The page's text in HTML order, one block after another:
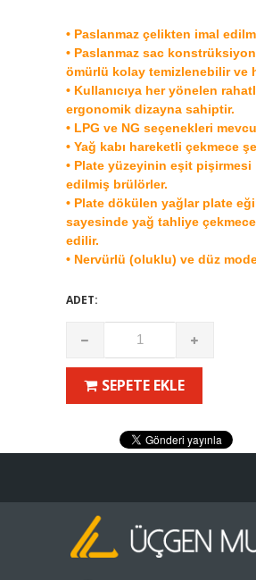
• Paslanmaz çelikten imal
• Paslanmaz sac
ömürlü kolay temizlenebilir ve
• Kullanıcıya her yönelen
ergonomik dizayna sahiptir.
• LPG ve NG seçenekleri
• Yağ kabı hareketli çekmece
• Plate yüzeyinin eşit
edilmiş brülörler.
• Plate dökülen yağlar plate
sayesinde yağ tahliye
edilir.
• Nervürlü (oluklu) ve düz
ADET:
SEPETE EKLE